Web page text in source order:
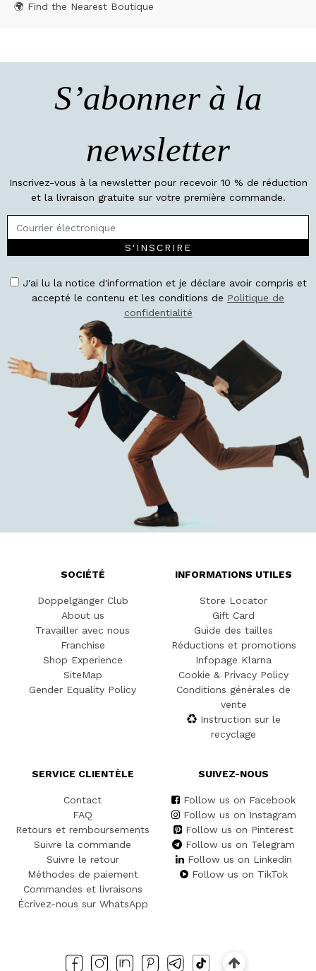
🌍 Find the Nearest Boutique
S’abonner à la
newsletter
Inscrivez-vous à la newsletter pour recevoir 10 % de réduction
et la livraison gratuite sur votre première commande.
S'INSCRIRE
J'ai lu la notice d'information et je déclare avoir compris et
accepté le contenu et les conditions de Politique de
confidentialité
SOCIÉTÉ
Doppelgänger Club
About us
Travailler avec nous
Franchise
Shop Experience
SiteMap
Gender Equality Policy
INFORMATIONS UTILES
Store Locator
Gift Card
Guide des tailles
Réductions et promotions
Infopage Klarna
Cookie & Privacy Policy
Conditions générales de
vente
Instruction sur le
recyclage
SERVICE CLIENTÈLE
Contact
FAQ
Retours et remboursements
Suivre la commande
Suivre le retour
Méthodes de paiement
Commandes et livraisons
Écrivez-nous sur WhatsApp
SUIVEZ-NOUS
Follow us on Facebook
Follow us on Instagram
Follow us on Pinterest
Follow us on Telegram
Follow us on Linkedin
Follow us on TikTok